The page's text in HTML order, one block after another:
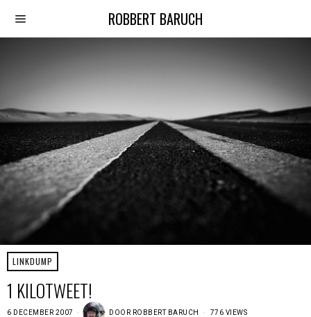
ROBBERT BARUCH
LINKDUMP
1 KILOTWEET!
6 DECEMBER 2007 DOOR ROBBERT BARUCH 776 VIEWS